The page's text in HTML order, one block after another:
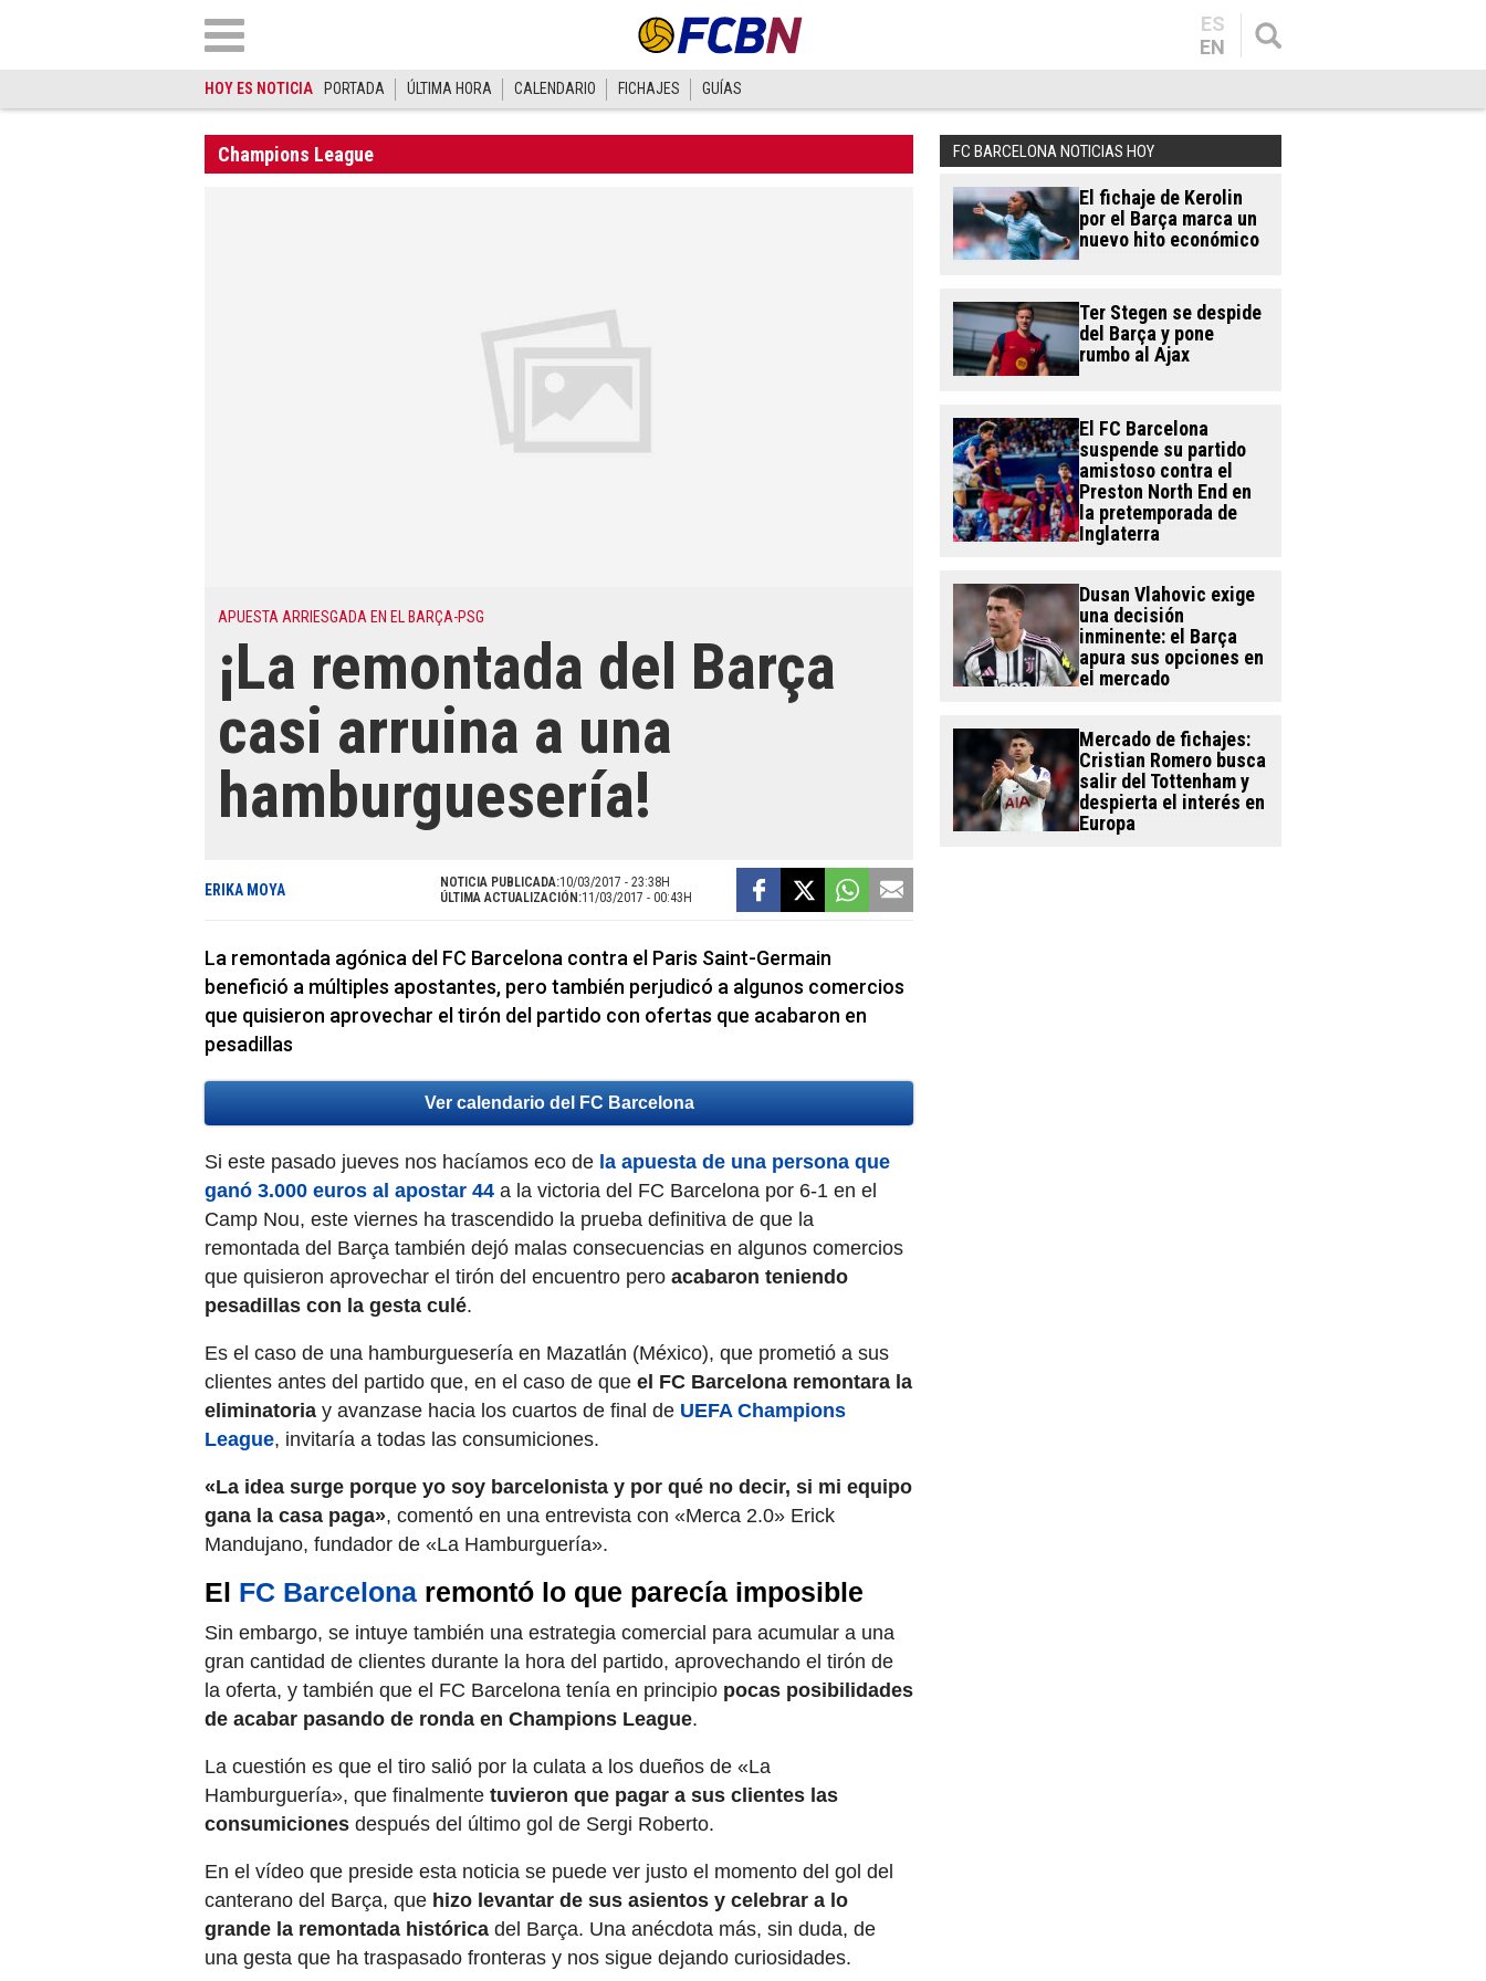
ES
EN
HOY ES NOTICIA PORTADA ÚLTIMA HORA CALENDARIO FICHAJES GUÍAS
Champions League
APUESTA ARRIESGADA EN EL BARÇA-PSG
¡La remontada del Barça
casi arruina a una
hamburguesería!
ERIKA MOYA NOTICIA PUBLICADA:10/03/2017 - 23:38H
ÚLTIMA ACTUALIZACIÓN:11/03/2017 - 00:43H
La remontada agónica del FC Barcelona contra el Paris Saint-Germain
benefició a múltiples apostantes, pero también perjudicó a algunos comercios
que quisieron aprovechar el tirón del partido con ofertas que acabaron en
pesadillas
Ver calendario del FC Barcelona
Si este pasado jueves nos hacíamos eco de la apuesta de una persona que
ganó 3.000 euros al apostar 44 a la victoria del FC Barcelona por 6-1 en el
Camp Nou, este viernes ha trascendido la prueba definitiva de que la
remontada del Barça también dejó malas consecuencias en algunos comercios
que quisieron aprovechar el tirón del encuentro pero acabaron teniendo
pesadillas con la gesta culé.
Es el caso de una hamburguesería en Mazatlán (México), que prometió a sus
clientes antes del partido que, en el caso de que el FC Barcelona remontara la
eliminatoria y avanzase hacia los cuartos de final de UEFA Champions
League, invitaría a todas las consumiciones.
«La idea surge porque yo soy barcelonista y por qué no decir, si mi equipo
gana la casa paga», comentó en una entrevista con «Merca 2.0» Erick
Mandujano, fundador de «La Hamburguería».
El FC Barcelona remontó lo que parecía imposible
Sin embargo, se intuye también una estrategia comercial para acumular a una
gran cantidad de clientes durante la hora del partido, aprovechando el tirón de
la oferta, y también que el FC Barcelona tenía en principio pocas posibilidades
de acabar pasando de ronda en Champions League.
La cuestión es que el tiro salió por la culata a los dueños de «La
Hamburguería», que finalmente tuvieron que pagar a sus clientes las
consumiciones después del último gol de Sergi Roberto.
En el vídeo que preside esta noticia se puede ver justo el momento del gol del
canterano del Barça, que hizo levantar de sus asientos y celebrar a lo
grande la remontada histórica del Barça. Una anécdota más, sin duda, de
una gesta que ha traspasado fronteras y nos sigue dejando curiosidades.
FC BARCELONA NOTICIAS HOY
El fichaje de Kerolin
por el Barça marca un
nuevo hito económico
Ter Stegen se despide
del Barça y pone
rumbo al Ajax
El FC Barcelona
suspende su partido
amistoso contra el
Preston North End en
la pretemporada de
Inglaterra
Dusan Vlahovic exige
una decisión
inminente: el Barça
apura sus opciones en
el mercado
Mercado de fichajes:
Cristian Romero busca
salir del Tottenham y
despierta el interés en
Europa